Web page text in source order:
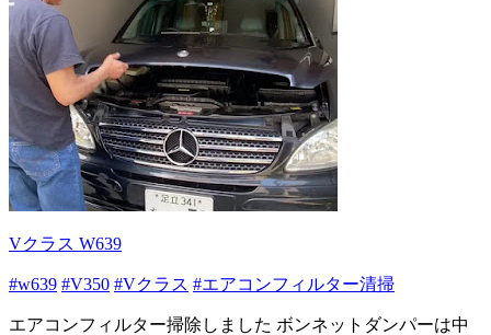
Vクラス W639
#w639 #V350 #Vクラス #エアコンフィルター清掃
エアコンフィルター掃除しました ボンネットダンパーは中